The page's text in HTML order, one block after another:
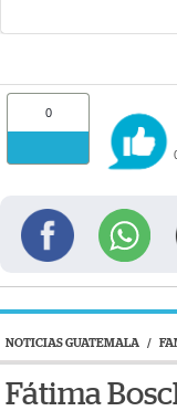
0
NOTICIAS GUATEMALA /
Fátima